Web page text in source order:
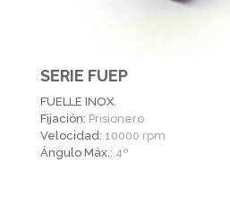
SERIE FUEP
FUELLE INOX.
Fijación: Prisionero
Velocidad: 10000 rpm
Ángulo Máx.: 4º